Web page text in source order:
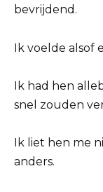
bevrijdend.
Ik voelde alsof
Ik had hen
snel zouden
Ik liet hen me
anders.